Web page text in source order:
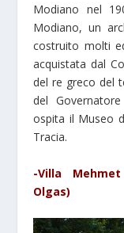
Modiano nel
Modiano, un
costruito molti
acquistata dal
del re greco del
del
ospita il Museo
Tracia.
-Villa
Olgas)